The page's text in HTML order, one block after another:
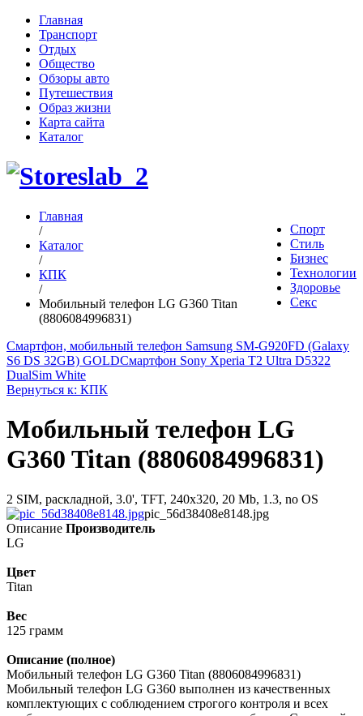
Главная
Транспорт
Отдых
Общество
Обзоры авто
Путешествия
Образ жизни
Карта сайта
Каталог
Спорт
Стиль
Бизнес
Технологии
Здоровье
Секс
Главная
/
Каталог
/
КПК
/
Мобильный телефон LG G360 Titan
(8806084996831)
Смартфон, мобильный телефон Samsung SM-G920FD (Galaxy
S6 DS 32GB) GOLDСмартфон Sony Xperia T2 Ultra D5322
DualSim White
Вернуться к: КПК
Мобильный телефон LG
G360 Titan (8806084996831)
2 SIM, раскладной, 3.0', TFT, 240x320, 20 Mb, 1.3, no OS
pic_56d38408e8148.jpg
Описание Производитель
LG
Цвет
Titan
Вес
125 грамм
Описание (полное)
Мобильный телефон LG G360 Titan (8806084996831)
Мобильный телефон LG G360 выполнен из качественных
комплектующих с соблюдением строгого контроля и всех